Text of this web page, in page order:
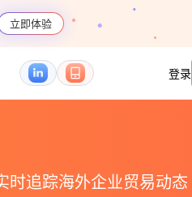
立即体验
登录
时追踪海外企业贸易动态